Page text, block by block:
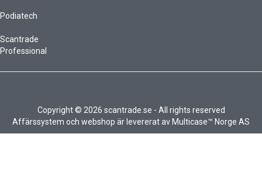
Podiatech
Scantrade
Professional
Copyright © 2026 scantrade.se - All rights reserved
Affärssystem och webshop är levererat av Multicase™ Norge AS